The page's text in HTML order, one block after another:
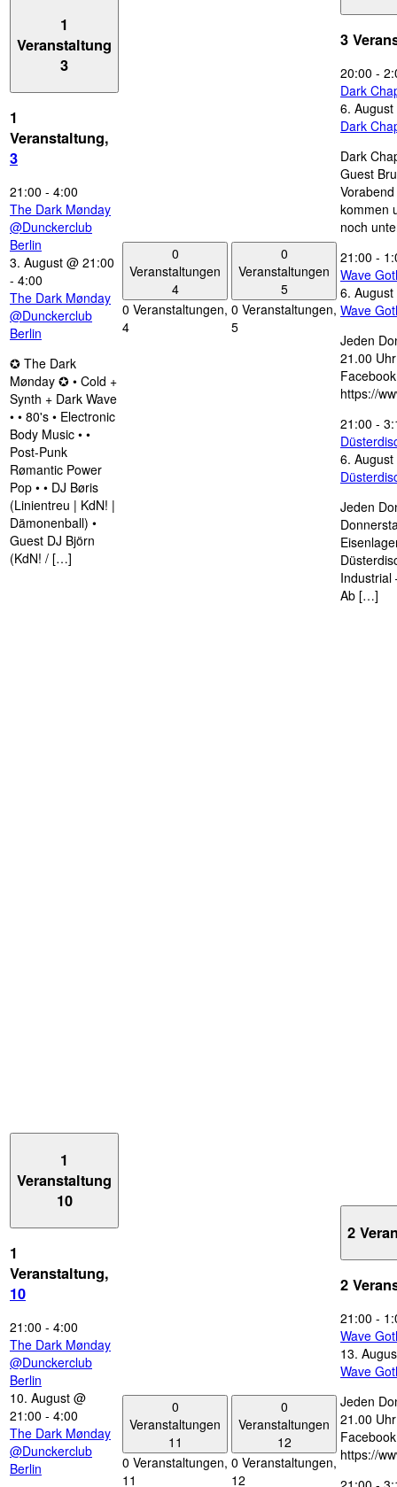
1
Veranstaltung
3
1
Veranstaltung,
3
21:00 - 4:00
The Dark Mønday
@Dunckerclub
Berlin
3. August @ 21:00
- 4:00
The Dark Mønday
@Dunckerclub
Berlin
✪ The Dark
Mønday ✪ • Cold +
Synth + Dark Wave
• • 80's • Electronic
Body Music • •
Post-Punk
Rømantic Power
Pop • • DJ Børis
(Linientreu | KdN! |
Dämonenball) •
Guest DJ Björn
(KdN! / […]
0
Veranstaltungen
4
0 Veranstaltungen,
4
0
Veranstaltungen
5
0 Veranstaltungen,
5
3
20:00 -
Dark
6.
Dark
Dark
Guest
kommen
noch
21:00 -
Wave
6.
Wave
Jeden
21.00
https://
21:00 -
6.
Jeden
Industrial
Ab […]
1
Veranstaltung
10
1
Veranstaltung,
10
21:00 - 4:00
The Dark Mønday
@Dunckerclub
Berlin
10. August @
21:00 - 4:00
The Dark Mønday
@Dunckerclub
Berlin
0
Veranstaltungen
11
0 Veranstaltungen,
11
0
Veranstaltungen
12
0 Veranstaltungen,
12
2
2
21:00 -
Wave
13.
Wave
Jeden
21.00
https://